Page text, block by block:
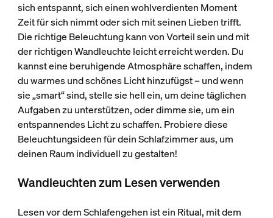
sich entspannt, sich einen wohlverdienten Moment
Zeit für sich nimmt oder sich mit seinen Lieben trifft.
Die richtige Beleuchtung kann von Vorteil sein und mit
der richtigen Wandleuchte leicht erreicht werden. Du
kannst eine beruhigende Atmosphäre schaffen, indem
du warmes und schönes Licht hinzufügst – und wenn
sie „smart“ sind, stelle sie hell ein, um deine täglichen
Aufgaben zu unterstützen, oder dimme sie, um ein
entspannendes Licht zu schaffen. Probiere diese
Beleuchtungsideen für dein Schlafzimmer aus, um
deinen Raum individuell zu gestalten!
Wandleuchten zum Lesen verwenden
Lesen vor dem Schlafengehen ist ein Ritual, mit dem